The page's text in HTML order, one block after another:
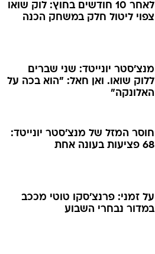
לאחר 10 חודשים בחוץ: לוק שואו
צפוי ליטול חלק במשחק הכנה
מנצ'סטר יונייטד: שני שברים
ללוק שואו. ואן חאל: "הוא בכה על
האלונקה"
חוסר המזל של מנצ'סטר יונייטד:
68 פציעות בעונה אחת
על זמני: פרנצ'סקו טוטי מככב
במדור נבחרי השבוע